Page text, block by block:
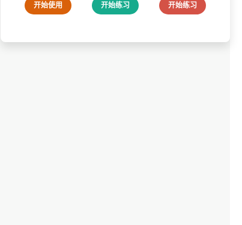
开始使用 开始练习 开始练习